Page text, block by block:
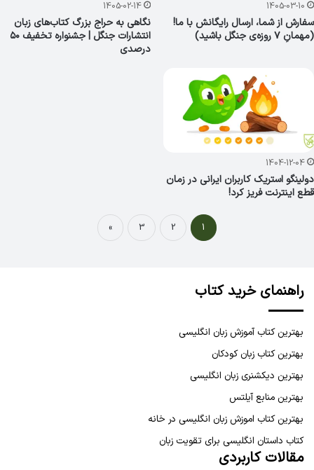
1405-03-10
سفارش از شما، ارسال رایگانش با ما!
(مهمانِ ۷ روزه‌ی جنگل باشید)
1405-02-14
نگاهی به حراج بزرگ کتاب‌های زبان
انتشارات جنگل | جشنواره تخفیف ۵۰
درصدی
1404-12-04
دولینگو استریک کاربران ایرانی در زمان
قطع اینترنت فریز کرد!
1
2
3
»
راهنمای خرید کتاب
بهترین کتاب آموزش زبان انگلیسی
بهترین کتاب زبان کودکان
بهترین دیکشنری زبان انگلیسی
بهترین منابع آیلتس
بهترین کتاب اموزش زبان انگلیسی در خانه
کتاب داستان انگلیسی برای تقویت زبان
مقالات کاربردی